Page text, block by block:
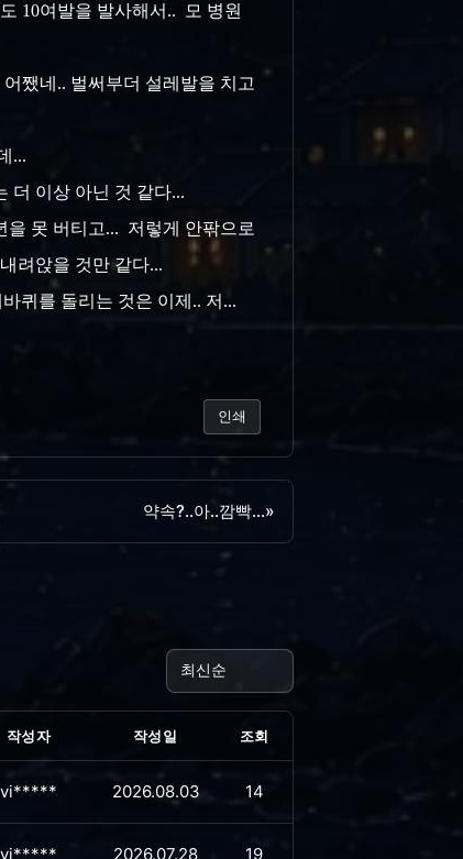
10여발을 발사해서.. 모 병원
쨌네.. 벌써부더 설레발을 치고
데...
더 이상 아닌 것 같다...
못 버티고... 저렇게 안팎으로
려앉을 것만 같다...
퀴를 돌리는 것은 이제.. 저...
인쇄
약속?..아..깜빡...»
작성자 작성일 조회
vi***** 2026.08.03 14
vi***** 2026.07.28 19